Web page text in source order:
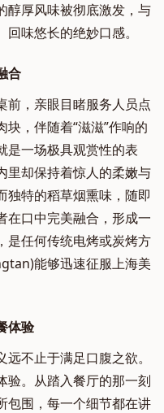
醇厚风味被彻底激发，与
味悠长的绝妙口感。
合
，亲眼目睹服务人员点
，伴随着“滋滋”作响的
是一场极具观赏性的表
里却保持着惊人的柔嫩与
独特的稻草烟熏味，随即
在口中完美融合，形成一
是任何传统电烤或炭烤方
能够迅速征服上海美
体验
不止于满足口腹之欲。
验。从踏入餐厅的那一刻
包围，每一个细节都在讲